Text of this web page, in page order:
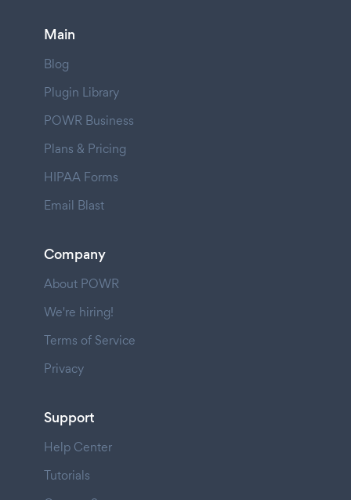
Main
Blog
Plugin Library
POWR Business
Plans & Pricing
HIPAA Forms
Email Blast
Company
About POWR
We're hiring!
Terms of Service
Privacy
Support
Help Center
Tutorials